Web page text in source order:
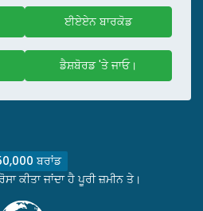
ਈਏਏਨ ਬਾਰਕੋਡ
ਡੈਸ਼ਬੋਰਡ 'ਤੇ ਜਾਓ।
ਬਰਾਂਡ
ਕੀਤਾ ਜਾਂਦਾ ਹੈ ਪੂਰੀ ਜ਼ਮੀਨ ਤੇ।